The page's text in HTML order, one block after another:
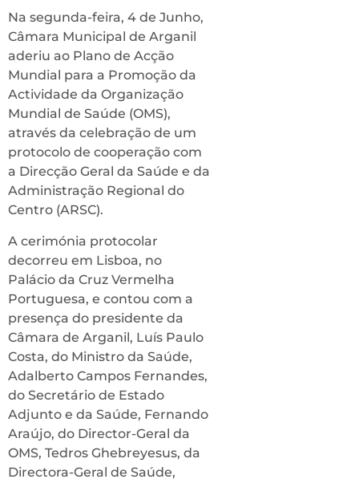
Na segunda-feira, 4 de Junho,
Câmara Municipal de Arganil
aderiu ao Plano de Acção
Mundial para a Promoção da
Actividade da Organização
Mundial de Saúde (OMS),
através da celebração de um
protocolo de cooperação com
a Direcção Geral da Saúde e da
Administração Regional do
Centro (ARSC).
A cerimónia protocolar
decorreu em Lisboa, no
Palácio da Cruz Vermelha
Portuguesa, e contou com a
presença do presidente da
Câmara de Arganil, Luís Paulo
Costa, do Ministro da Saúde,
Adalberto Campos Fernandes,
do Secretário de Estado
Adjunto e da Saúde, Fernando
Araújo, do Director-Geral da
OMS, Tedros Ghebreyesus, da
Directora-Geral de Saúde,